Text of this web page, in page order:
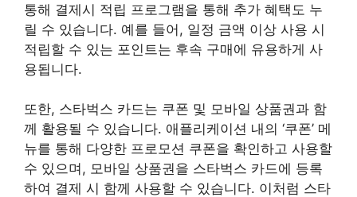
통해 결제시 적립 프로그램을 통해 추가 혜택도 누
릴 수 있습니다. 예를 들어, 일정 금액 이상 사용 시
적립할 수 있는 포인트는 후속 구매에 유용하게 사
용됩니다.
또한, 스타벅스 카드는 쿠폰 및 모바일 상품권과 함
께 활용될 수 있습니다. 애플리케이션 내의 ‘쿠폰’ 메
뉴를 통해 다양한 프로모션 쿠폰을 확인하고 사용할
수 있으며, 모바일 상품권을 스타벅스 카드에 등록
하여 결제 시 함께 사용할 수 있습니다. 이처럼 스타